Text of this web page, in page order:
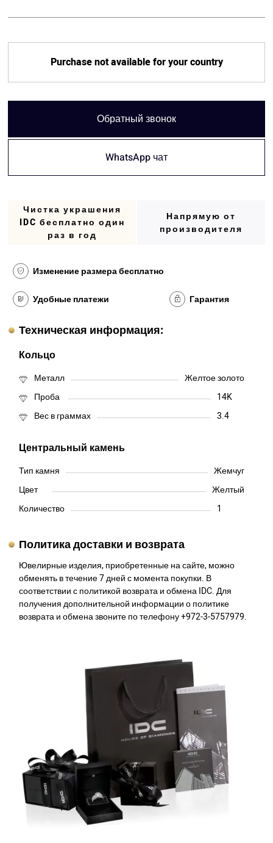
Purchase not available for your country
Обратный звонок
WhatsApp чат
Чистка украшения
IDC бесплатно один
раз в год
Напрямую от
производителя
Изменение размера бесплатно
Удобные платежи Гарантия
Техническая информация:
Кольцо
Металл
Желтое золото
Проба
14K
Вес в граммах
3.4
Центральный камень
Тип камня
Жемчуг
Цвет
Желтый
Количество
1
Политика доставки и возврата
Ювелирные изделия, приобретенные на сайте, можно
обменять в течение 7 дней с момента покупки. В
соответствии с политикой возврата и обмена IDC. Для
получения дополнительной информации о политике
возврата и обмена звоните по телефону +972-3-5757979.